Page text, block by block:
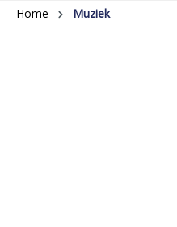
Home Muziek